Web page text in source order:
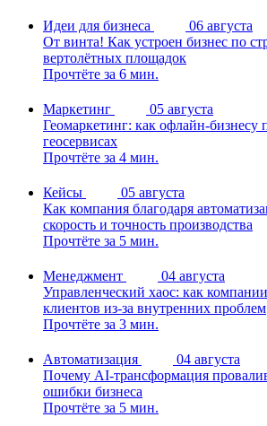
Идеи для бизнеса
06 августа
От винта! Как устроен бизнес по
вертолётных площадок
Прочтёте за 6 мин.
Маркетинг
05 августа
Геомаркетинг: как офлайн-бизнесу
геосервисах
Прочтёте за 4 мин.
Кейсы
05 августа
Как компания благодаря
скорость и точность производства
Прочтёте за 5 мин.
Менеджмент
04 августа
Управленческий хаос: как
клиентов из-за внутренних проблем
Прочтёте за 3 мин.
Автоматизация
04 августа
Почему AI-трансформация
ошибки бизнеса
Прочтёте за 5 мин.